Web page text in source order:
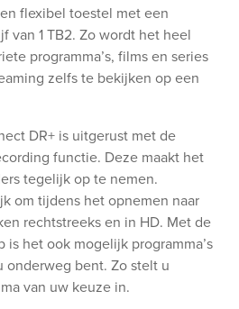
flexibel toestel met een
van 1 TB2. Zo wordt het heel
programma’s, films en series
zelfs te bekijken op een
DR+ is uitgerust met de
functie. Deze maakt het
tegelijk op te nemen.
om tijdens het opnemen naar
rechtstreeks en in HD. Met de
is het ook mogelijk programma’s
onderweg bent. Zo stelt u
van uw keuze in.